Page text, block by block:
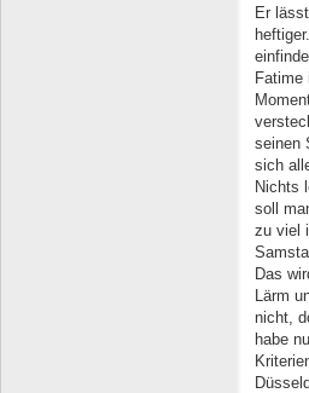
Er
Fatime
seinen
sich
Nichts
soll
zu viel
Das
Lärm
nicht,
habe